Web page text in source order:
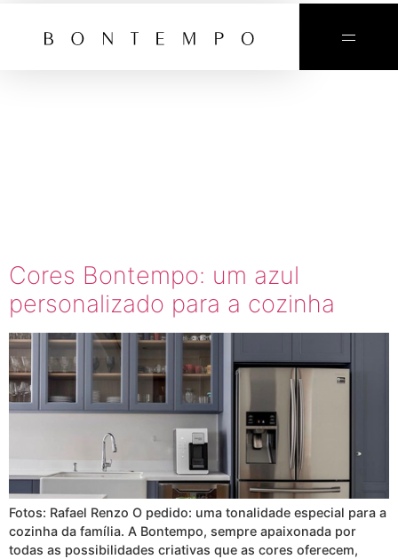
Cores Bontempo: um azul
personalizado para a cozinha
Fotos: Rafael Renzo O pedido: uma tonalidade especial para a
cozinha da família. A Bontempo, sempre apaixonada por
todas as possibilidades criativas que as cores oferecem,